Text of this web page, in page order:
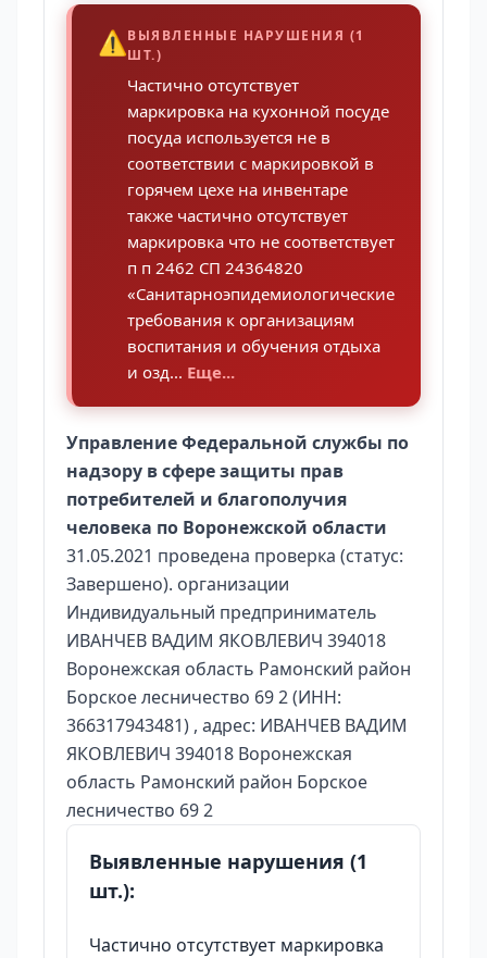
⚠️ВЫЯВЛЕННЫЕ НАРУШЕНИЯ (1
ШТ.)
Частично отсутствует
маркировка на кухонной посуде
посуда используется не в
соответствии с маркировкой в
горячем цехе на инвентаре
также частично отсутствует
маркировка что не соответствует
п п 2462 СП 24364820
«Санитарноэпидемиологические
требования к организациям
воспитания и обучения отдыха
и озд... Еще...
Управление Федеральной службы по
надзору в сфере защиты прав
потребителей и благополучия
человека по Воронежской области
31.05.2021 проведена проверка (статус:
Завершено). организации
Индивидуальный предприниматель
ИВАНЧЕВ ВАДИМ ЯКОВЛЕВИЧ 394018
Воронежская область Рамонский район
Борское лесничество 69 2 (ИНН:
366317943481) , адрес: ИВАНЧЕВ ВАДИМ
ЯКОВЛЕВИЧ 394018 Воронежская
область Рамонский район Борское
лесничество 69 2
Выявленные нарушения (1
шт.):
Частично отсутствует маркировка